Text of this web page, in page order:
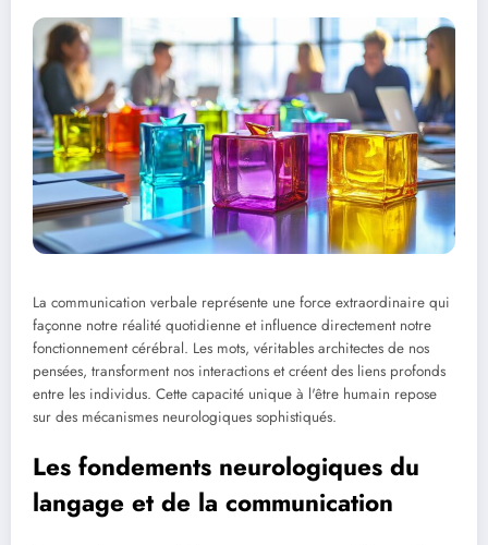
La communication verbale représente une force extraordinaire qui
façonne notre réalité quotidienne et influence directement notre
fonctionnement cérébral. Les mots, véritables architectes de nos
pensées, transforment nos interactions et créent des liens profonds
entre les individus. Cette capacité unique à l'être humain repose
sur des mécanismes neurologiques sophistiqués.
Les fondements neurologiques du
langage et de la communication